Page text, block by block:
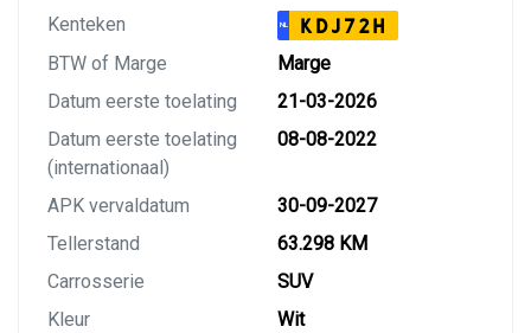
Kenteken NL KDJ72H
BTW of Marge
Marge
Datum eerste toelating
21-03-2026
Datum eerste toelating
(internationaal)
08-08-2022
APK vervaldatum
30-09-2027
Tellerstand
63.298 KM
Carrosserie
SUV
Kleur
Wit